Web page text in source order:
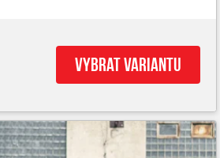
Vybrat variantu